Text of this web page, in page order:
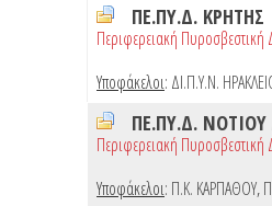
ΠΕ.ΠΥ.Δ. ΚΡΗΤΗΣ
Περιφερειακή Πυροσβεστική
Υποφάκελοι: ΔΙ.Π.Υ.Ν.
ΠΕ.ΠΥ.Δ. ΝΟΤΙΟΥ
Περιφερειακή Πυροσβεστική
Υποφάκελοι: Π.Κ. ΚΑΡΠΑΘΟΥ,